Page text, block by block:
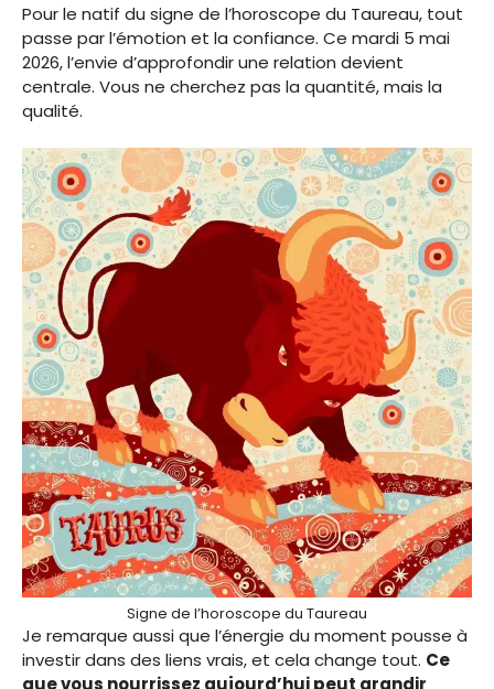
Pour le natif du signe de l’horoscope du Taureau, tout
passe par l’émotion et la confiance. Ce mardi 5 mai
2026, l’envie d’approfondir une relation devient
centrale. Vous ne cherchez pas la quantité, mais la
qualité.
Signe de l’horoscope du Taureau
Je remarque aussi que l’énergie du moment pousse à
investir dans des liens vrais, et cela change tout. Ce